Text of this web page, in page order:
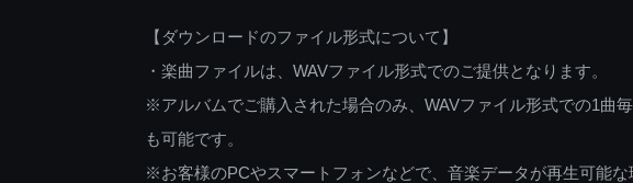
【ダウンロードのファイル形式について】
・楽曲ファイルは、WAVファイル形式でのご提供となります。
※アルバムでご購入された場合のみ、WAVファイル形式での1曲
も可能です。
※お客様のPCやスマートフォンなどで、音楽データが再生可能